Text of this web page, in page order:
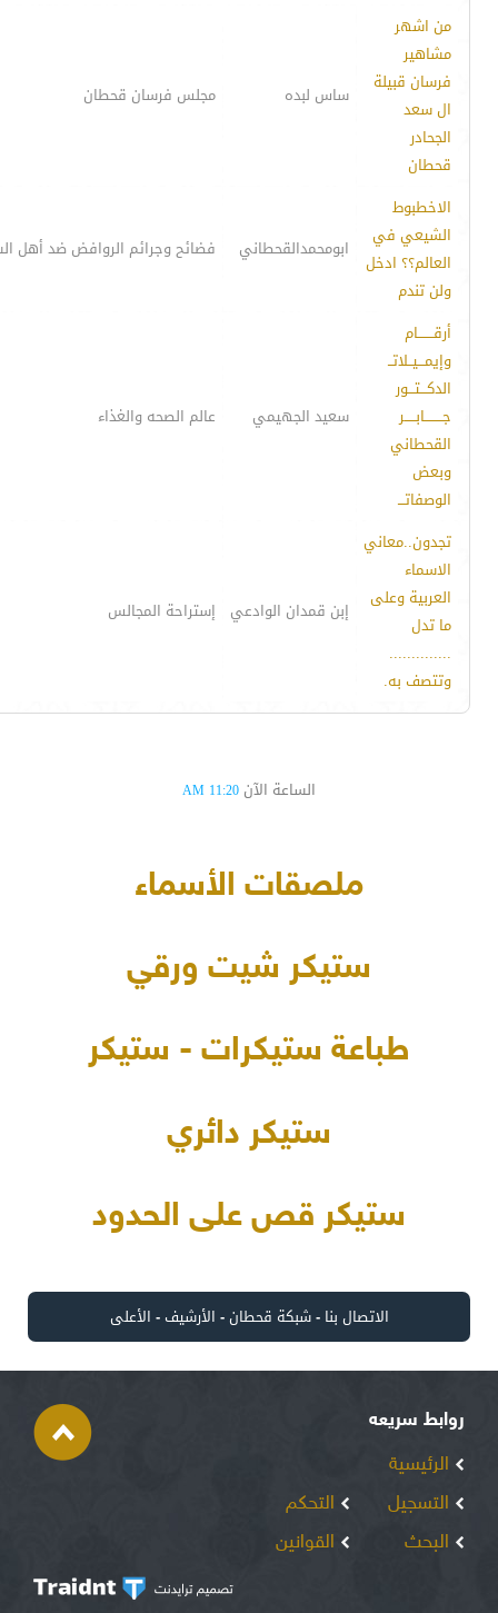
من اشهر
مشاهير
فرسان قبيلة
ال سعد
الجحادر
قحطان
ساس لبده مجلس فرسان قحطان
الاخطبوط
الشيعي في
العالم؟؟ ادخل
ولن تندم
ابومحمدالقحطاني فضائح وجرائم الروافض ضد أهل
أرقـــــــام
وإيمـــيــلاتــ
الدكـــتـــور
جــــــــابـــــر
القحطاني
وبعض
الوصفاتـــ
سعيد الجهيمي عالم الصحه والغذاء
تجدون..معاني
الاسماء
العربية وعلى
ما تدل
..............
وتتصف به.
إبن قمدان الوادعي إستراحة المجالس
الساعة الآن 11:20 AM
ملصقات الأسماء
ستيكر شيت ورقي
طباعة ستيكرات - ستيكر
ستيكر دائري
ستيكر قص على الحدود
الاتصال بنا -شبكة قحطان- الأرشيف- الأعلى
روابط سريعه
الرئيسية
التسجيل
البحث
التحكم
القوانين